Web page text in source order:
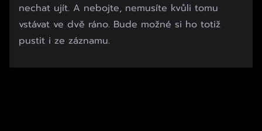
nechat ujít. A nebojte, nemusíte kvůli tomu
vstávat ve dvě ráno. Bude možné si ho totiž
pustit i ze záznamu.